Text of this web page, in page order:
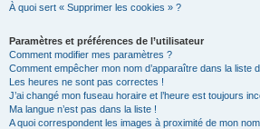
À quoi sert « Supprimer les cookies » ?
Paramètres et préférences de l’utilisateur
Comment modifier mes paramètres ?
Comment empêcher mon nom d’apparaître dans la liste
Les heures ne sont pas correctes !
J’ai changé mon fuseau horaire et l’heure est toujours
Ma langue n’est pas dans la liste !
A quoi correspondent les images à proximité de mon nom